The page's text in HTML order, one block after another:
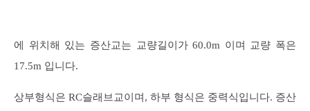
에 위치해 있는 증산교는 교량길이가 60.0m 이며 교량 폭은
17.5m 입니다.
상부형식은 RC슬래브교이며, 하부 형식은 중력식입니다. 증산